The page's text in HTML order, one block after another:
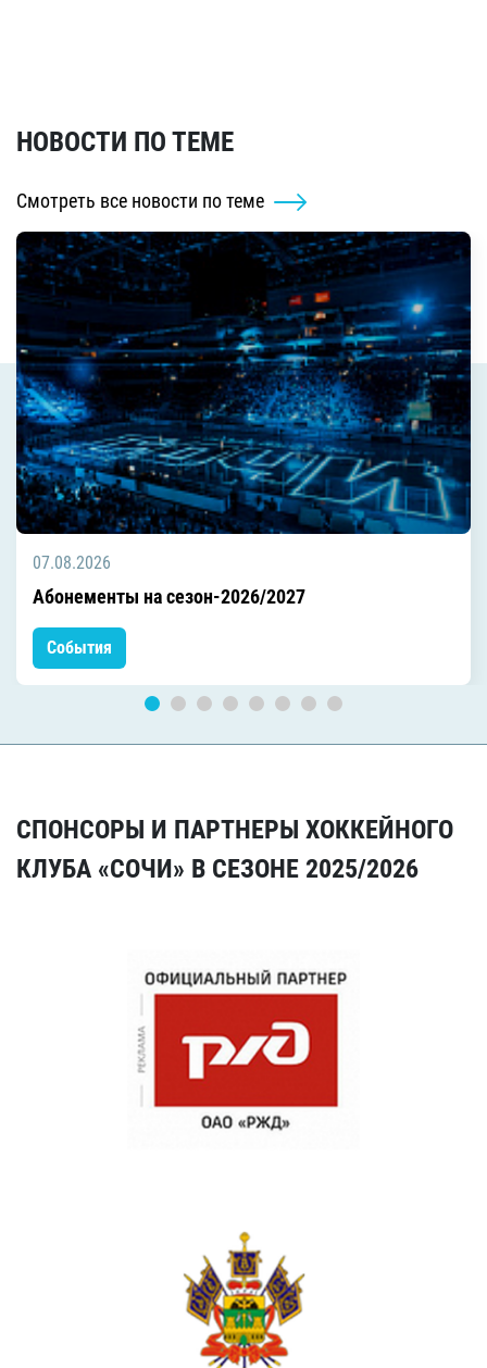
НОВОСТИ ПО ТЕМЕ
Смотреть все новости по теме
07.08.2026
Абонементы на сезон-2026/2027
События
СПОНСОРЫ И ПАРТНЕРЫ ХОККЕЙНОГО
КЛУБА «СОЧИ» В СЕЗОНЕ 2025/2026